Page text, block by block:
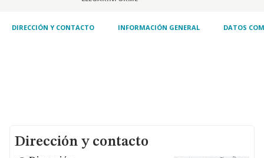
desarrollo de
DIRECCIÓN Y CONTACTO INFORMACIÓN GENERAL DATOS
Dirección y contacto